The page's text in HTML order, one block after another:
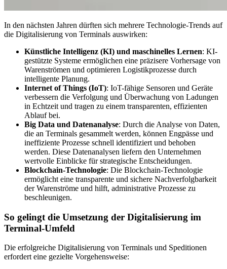
In den nächsten Jahren dürften sich mehrere Technologie-Trends auf
die Digitalisierung von Terminals auswirken:
Künstliche Intelligenz (KI) und maschinelles Lernen: KI-
gestützte Systeme ermöglichen eine präzisere Vorhersage von
Warenströmen und optimieren Logistikprozesse durch
intelligente Planung.
Internet of Things (IoT): IoT-fähige Sensoren und Geräte
verbessern die Verfolgung und Überwachung von Ladungen
in Echtzeit und tragen zu einem transparenten, effizienten
Ablauf bei.
Big Data und Datenanalyse: Durch die Analyse von Daten,
die an Terminals gesammelt werden, können Engpässe und
ineffiziente Prozesse schnell identifiziert und behoben
werden. Diese Datenanalysen liefern den Unternehmen
wertvolle Einblicke für strategische Entscheidungen.
Blockchain-Technologie: Die Blockchain-Technologie
ermöglicht eine transparente und sichere Nachverfolgbarkeit
der Warenströme und hilft, administrative Prozesse zu
beschleunigen.
So gelingt die Umsetzung der Digitalisierung im
Terminal-Umfeld
Die erfolgreiche Digitalisierung von Terminals und Speditionen
erfordert eine gezielte Vorgehensweise: